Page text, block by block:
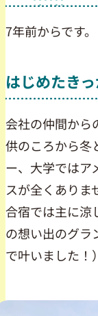
7年前からです
はじめたき
会社の仲間から
供のころから冬
ー、大学ではア
スが全くありま
合宿では主に涼
の想い出のグラ
で叶いました！）